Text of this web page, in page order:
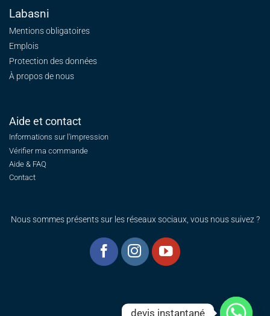
Labasni
Mentions obligatoires
Emplois
Protection des données
À propos de nous
Aide et contact
Informations sur l'impression
Vérifier ma commande
Aide & FAQ
Contact
Nous sommes présents sur les réseaux sociaux, vous nous suivez ?
devis instantané